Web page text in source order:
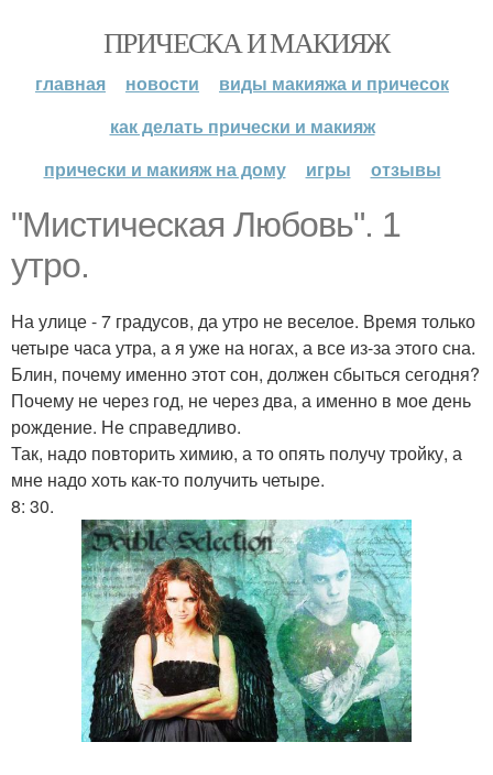
ПРИЧЕСКА И МАКИЯЖ
главная новости
виды макияжа и причесок
как делать прически и макияж
прически и макияж на дому
игры отзывы
"Мистическая Любовь". 1
утро.
На улице - 7 градусов, да утро не веселое. Время только
четыре часа утра, а я уже на ногах, а все из-за этого сна.
Блин, почему именно этот сон, должен сбыться сегодня?
Почему не через год, не через два, а именно в мое день
рождение. Не справедливо.
Так, надо повторить химию, а то опять получу тройку, а
мне надо хоть как-то получить четыре.
8: 30.